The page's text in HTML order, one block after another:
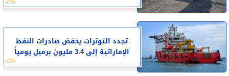
تجدد التوترات يخفض صادرات النفط
الإماراتية إلى 3.4 مليون برميل يومياً